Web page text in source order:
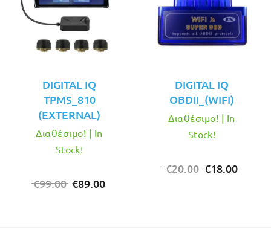
DIGITAL IQ
TPMS_810
(EXTERNAL)
€99.00 Original
€89.00
Διαθέσιμο! | In
Stock!
DIGITAL IQ
OBDII_(WIFI)
€20.00 Original
€18.00
Διαθέσιμο! | In
Stock!